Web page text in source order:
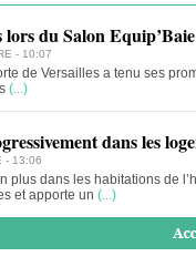
lors du Salon Equip’Baie
- 10:07
de Versailles a tenu ses
(...)
dans les
- 13:06
plus dans les habitations de
et apporte un (...)